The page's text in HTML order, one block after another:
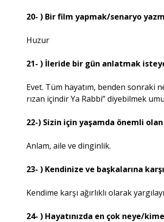
20- ) Bir film yapmak/senaryo
Huzur
21- ) İleride bir gün anlatmak
Evet. Tüm hayatım, benden sonraki
rızan içindir Ya Rabbi” diyebilmek
22-) Sizin için yaşamda önemli
Anlam, aile ve dinginlik.
23- ) Kendinize ve başkalarına
Kendime karşı ağırlıklı olarak
24- ) Hayatınızda en çok neye/